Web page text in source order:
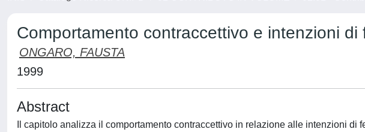
Comportamento contraccettivo e intenzioni di
ONGARO, FAUSTA
1999
Abstract
Il capitolo analizza il comportamento contraccettivo in relazione alle intenzioni di